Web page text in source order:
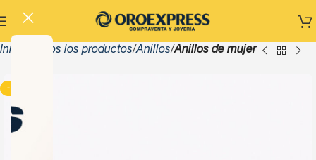
Inicio Todos los productos Anillos Anillos de mujer
-13%